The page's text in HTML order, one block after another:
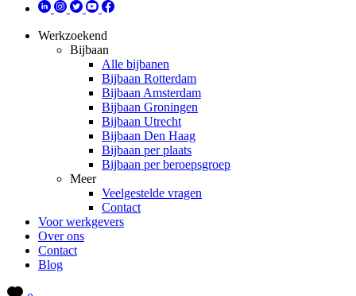
Werkzoekend
Bijbaan
Alle bijbanen
Bijbaan Rotterdam
Bijbaan Amsterdam
Bijbaan Groningen
Bijbaan Utrecht
Bijbaan Den Haag
Bijbaan per plaats
Bijbaan per beroepsgroep
Meer
Veelgestelde vragen
Contact
Voor werkgevers
Over ons
Contact
Blog